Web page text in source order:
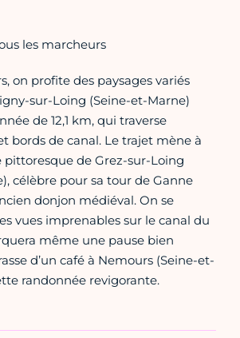
les marcheurs
on profite des paysages variés
sur-Loing (Seine-et-Marne)
de 12,1 km, qui traverse
bords de canal. Le trajet mène à
pittoresque de Grez-sur-Loing
célèbre pour sa tour de Ganne
donjon médiéval. On se
vues imprenables sur le canal du
même une pause bien
d’un café à Nemours (Seine-et-
randonnée revigorante.